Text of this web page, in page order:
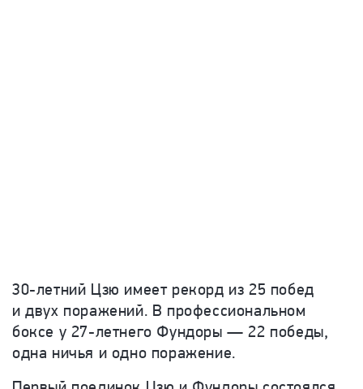
30-летний Цзю имеет рекорд из 25 побед
и двух поражений. В профессиональном
боксе у 27-летнего Фундоры — 22 победы,
одна ничья и одно поражение.